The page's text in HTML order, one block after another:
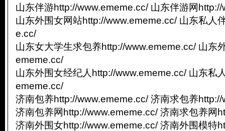
山东伴游http://www.ememe.cc/ 山东伴游网
山东外围女网站http://www.ememe.cc/ 山东私人
e.cc/
山东女大学生求包养http://www.ememe.cc/ 山东
ememe.cc/
山东外围女经纪人http://www.ememe.cc/ 山东私
ememe.cc/
济南包养http://www.ememe.cc/ 济南求包养
济南包养网http://www.ememe.cc/ 济南求包养网
济南外围女http://www.ememe.cc/ 济南外围模特